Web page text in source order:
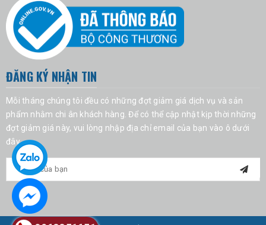
ĐĂNG KÝ NHẬN TIN
Mỗi tháng chúng tôi đều có những đợt giảm giá dịch vụ và sản
phẩm nhằm chi ân khách hàng. Để có thể cập nhật kịp thời những
đợt giảm giá này, vui lòng nhập địa chỉ email của bạn vào ô dưới
đây.